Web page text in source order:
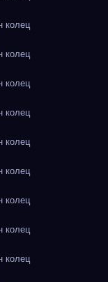
колец
колец
колец
колец
колец
колец
колец
колец
колец